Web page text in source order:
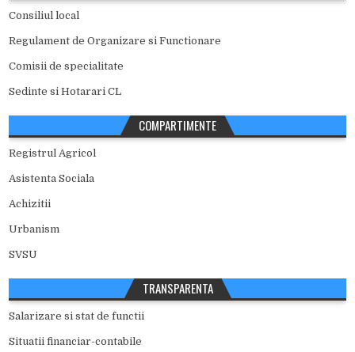
Consiliul local
Regulament de Organizare si Functionare
Comisii de specialitate
Sedinte si Hotarari CL
COMPARTIMENTE
Registrul Agricol
Asistenta Sociala
Achizitii
Urbanism
SVSU
TRANSPARENTA
Salarizare si stat de functii
Situatii financiar-contabile